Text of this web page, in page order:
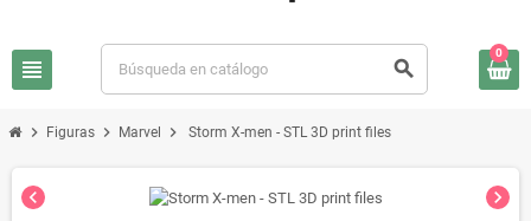
view_headline search
0
chevron_right Figuras chevron_right Marvel chevron_right Storm X-men - STL 3D print files
chevron_left chevron_right